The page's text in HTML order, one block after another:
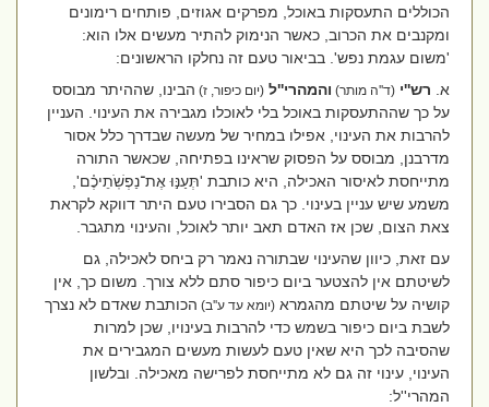
הכוללים התעסקות באוכל, מפרקים אגוזים, פותחים רימונים
ומקנבים את הכרוב, כאשר הנימוק להתיר מעשים אלו הוא:
'משום עגמת נפש'. בביאור טעם זה נחלקו הראשונים:
א.רש''י(ד''ה מותר) והמהרי''ל (יום כיפור, ז) הבינו, שההיתר מבוסס
על כך שההתעסקות באוכל בלי לאוכלו מגבירה את העינוי. העניין
להרבות את העינוי, אפילו במחיר של מעשה שבדרך כלל אסור
מדרבנן, מבוסס על הפסוק שראינו בפתיחה, שכאשר התורה
מתייחסת לאיסור האכילה, היא כותבת 'תְּעַנּ֣וּ אֶת־נַפְשֹֽׁתֵיכֶ֗ם',
משמע שיש עניין בעינוי. כך גם הסבירו טעם היתר דווקא לקראת
צאת הצום, שכן אז האדם תאב יותר לאוכל, והעינוי מתגבר.
עם זאת, כיוון שהעינוי שבתורה נאמר רק ביחס לאכילה, גם
לשיטתם אין להצטער ביום כיפור סתם ללא צורך. משום כך, אין
קושיה על שיטתם מהגמרא(יומא עד ע''ב)הכותבת שאדם לא נצרך
לשבת ביום כיפור בשמש כדי להרבות בעינויו, שכן למרות
שהסיבה לכך היא שאין טעם לעשות מעשים המגבירים את
העינוי, עינוי זה גם לא מתייחסת לפרישה מאכילה. ובלשון
המהרי''ל: